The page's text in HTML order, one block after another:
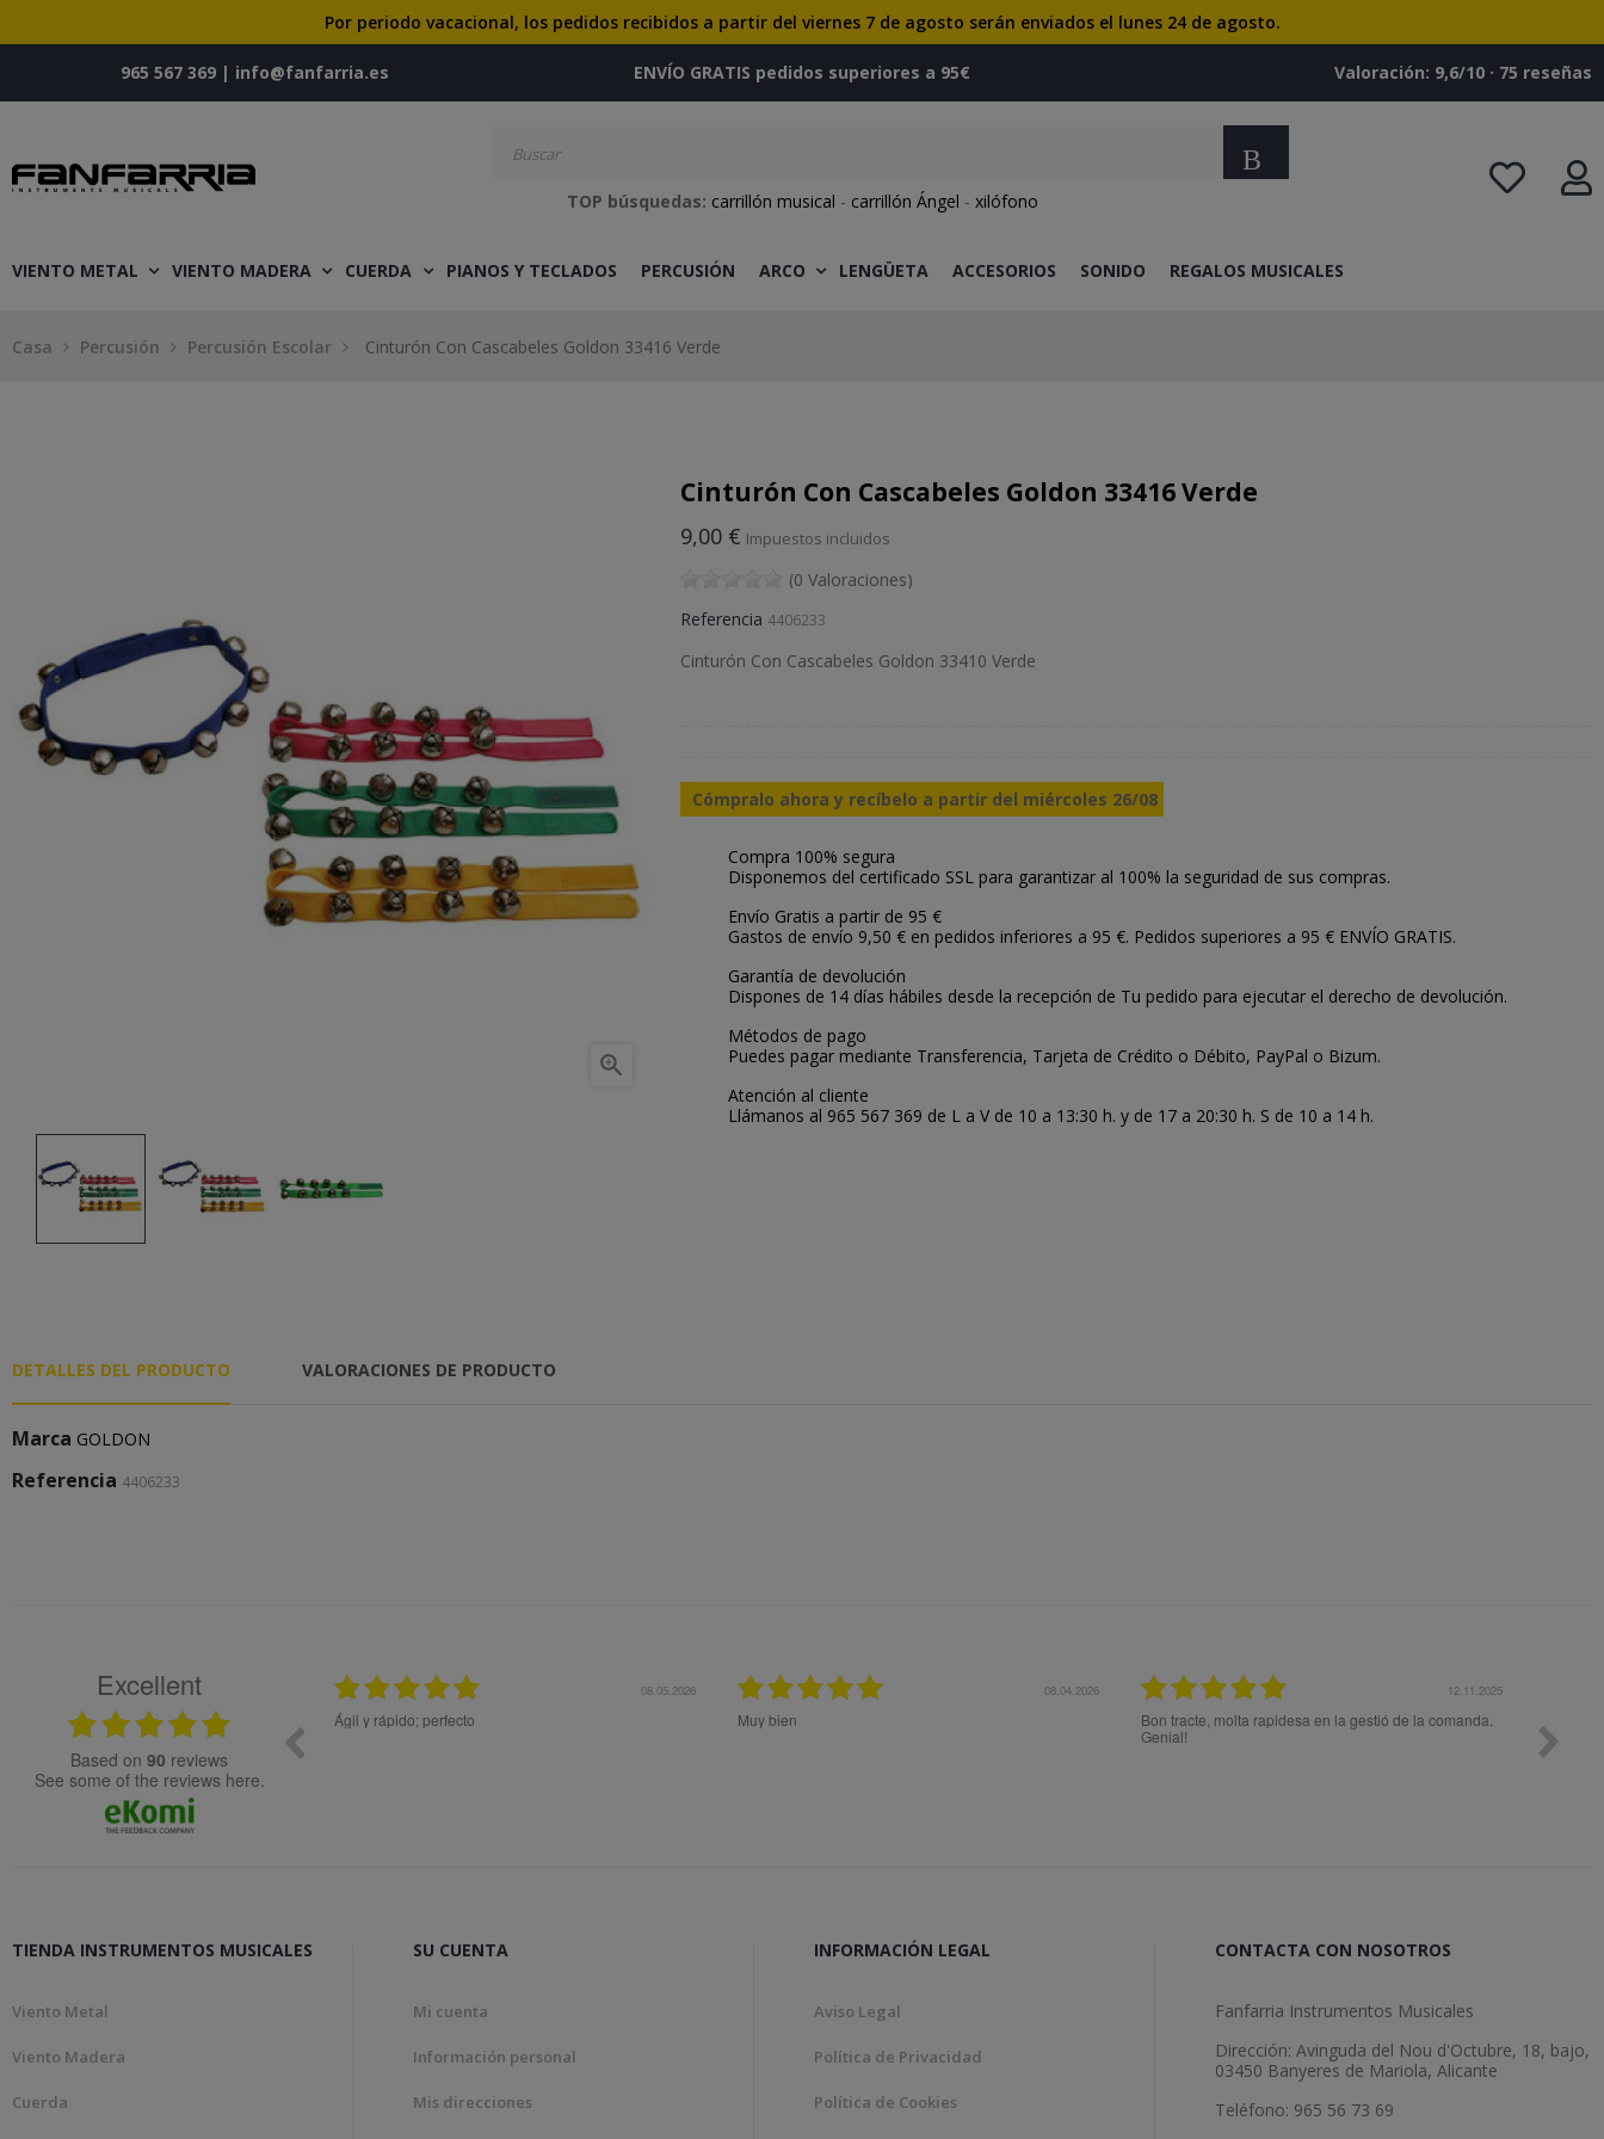
Por periodo vacacional, los pedidos recibidos a partir del viernes 7 de agosto serán enviados el lunes 24 de agosto.
965 567 369 | info@fanfarria.es ENVÍO GRATIS pedidos superiores a 95€ Valoración: 9,6/10 · ‎75 reseñas
Buscar
TOP búsquedas: carrillón musical - carrillón Ángel - xilófono
VIENTO METAL VIENTO MADERA CUERDA PIANOS Y TECLADOS PERCUSIÓN ARCO LENGÜETA ACCESORIOS SONIDO REGALOS MUSICALES
Casa Percusión Percusión Escolar Cinturón Con Cascabeles Goldon 33416 Verde

Cinturón Con Cascabeles Goldon 33416 Verde
9,00 € Impuestos incluidos
(0 Valoraciones)
Referencia 4406233
Cinturón Con Cascabeles Goldon 33410 Verde
Cómpralo ahora y recíbelo a partir del miércoles 26/08
Compra 100% segura
Disponemos del certificado SSL para garantizar al 100% la seguridad de sus compras.
Envío Gratis a partir de 95 €
Gastos de envío 9,50 € en pedidos inferiores a 95 €. Pedidos superiores a 95 € ENVÍO GRATIS.
Garantía de devolución
Dispones de 14 días hábiles desde la recepción de Tu pedido para ejecutar el derecho de devolución.
Métodos de pago
Puedes pagar mediante Transferencia, Tarjeta de Crédito o Débito, PayPal o Bizum.
Atención al cliente
Llámanos al 965 567 369 de L a V de 10 a 13:30 h. y de 17 a 20:30 h. S de 10 a 14 h.
DETALLES DEL PRODUCTO VALORACIONES DE PRODUCTO
Marca GOLDON
Referencia 4406233
Excellent
based on 90 reviews
see some of the reviews here.
08.05.2026
Ágil y rápido; perfecto
08.04.2026
Muy bien
12.11.2025
Bon tracte, molta rapidesa en la gestió de la comanda.
Todo ok
TIENDA INSTRUMENTOS MUSICALES
Viento Metal
Viento Madera
Cuerda
SU CUENTA
Mi cuenta
Información personal
Mis direcciones
INFORMACIÓN LEGAL
Aviso Legal
Política de Privacidad
Política de Cookies
CONTACTA CON NOSOTROS
Fanfarria Instrumentos Musicales
Dirección: Avinguda del Nou d'Octubre, 18, bajo,
03450 Banyeres de Mariola, Alicante
Teléfono: 965 56 73 69